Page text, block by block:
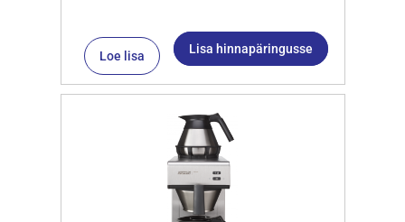
Loe lisa Lisa hinnapäringusse